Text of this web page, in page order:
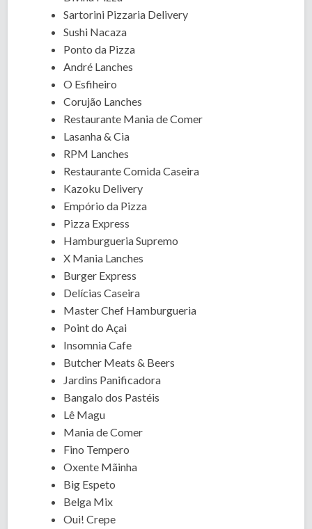
Sartorini Pizzaria Delivery
Sushi Nacaza
Ponto da Pizza
André Lanches
O Esfiheiro
Corujão Lanches
Restaurante Mania de Comer
Lasanha & Cia
RPM Lanches
Restaurante Comida Caseira
Kazoku Delivery
Empório da Pizza
Pizza Express
Hamburgueria Supremo
X Mania Lanches
Burger Express
Delícias Caseira
Master Chef Hamburgueria
Point do Açai
Insomnia Cafe
Butcher Meats & Beers
Jardins Panificadora
Bangalo dos Pastéis
Lê Magu
Mania de Comer
Fino Tempero
Oxente Mãinha
Big Espeto
Belga Mix
Oui! Crepe